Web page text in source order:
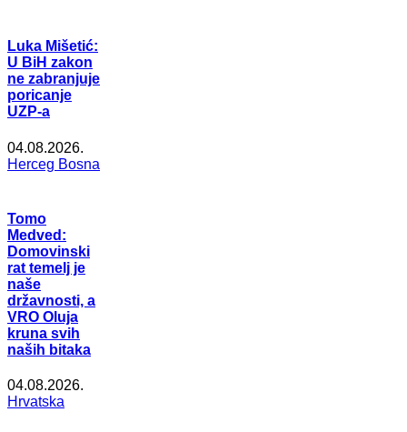
Luka Mišetić:
U BiH zakon
ne zabranjuje
poricanje
UZP-a
04.08.2026.
Herceg Bosna
Tomo
Medved:
Domovinski
rat temelj je
naše
državnosti, a
VRO Oluja
kruna svih
naših bitaka
04.08.2026.
Hrvatska